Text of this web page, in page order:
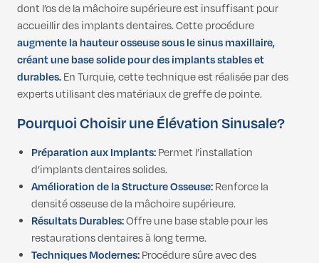
dont l’os de la mâchoire supérieure est insuffisant pour
accueillir des implants dentaires. Cette procédure
augmente la hauteur osseuse sous le sinus maxillaire,
créant une base solide pour des implants stables et
durables.En Turquie, cette technique est réalisée par des
experts utilisant des matériaux de greffe de pointe.
Pourquoi Choisir une Élévation Sinusale?
Préparation aux Implants:Permet l’installation
d’implants dentaires solides.
Amélioration de la Structure Osseuse:Renforce la
densité osseuse de la mâchoire supérieure.
Résultats Durables:Offre une base stable pour les
restaurations dentaires à long terme.
Techniques Modernes:Procédure sûre avec des